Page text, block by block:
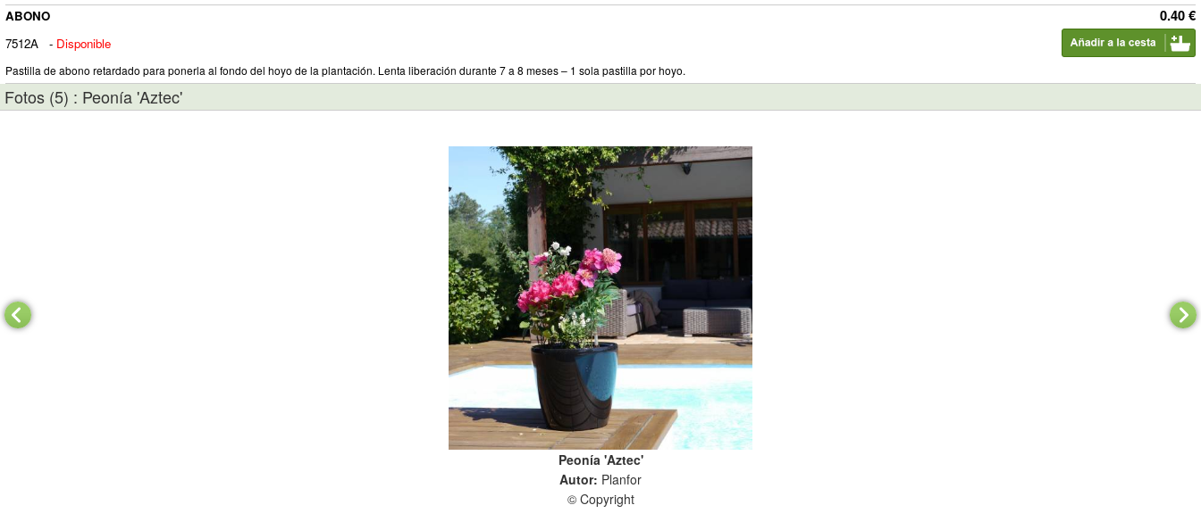
0.40 €
ABONO
7512A
- Disponible
Pastilla de abono retardado para ponerla al fondo del hoyo de la plantación. Lenta liberación durante 7 a 8 meses – 1 sola pastilla por hoyo.
Fotos (5) : Peonía 'Aztec'
Peonía 'Aztec'
Autor: Planfor
© Copyright